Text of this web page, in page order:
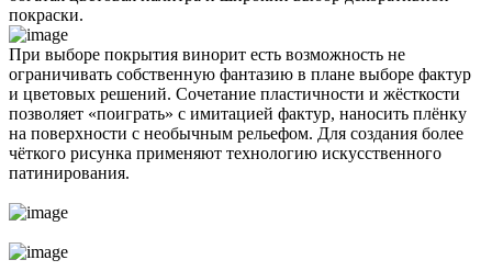
покраски.
При выборе покрытия винорит есть возможность не
ограничивать собственную фантазию в плане выборе фактур
и цветовых решений. Сочетание пластичности и жёсткости
позволяет «поиграть» с имитацией фактур, наносить плёнку
на поверхности с необычным рельефом. Для создания более
чёткого рисунка применяют технологию искусственного
патинирования.